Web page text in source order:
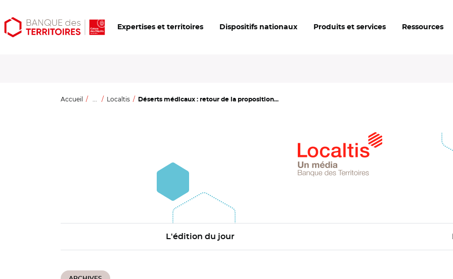
Aller
au
Aller
au
Ouvrir
les
Expertises et territoires Dispositifs nationaux Produits et services Ressources
Accueil ... Localtis Déserts médicaux : retour de la proposition...
L'édition du jour